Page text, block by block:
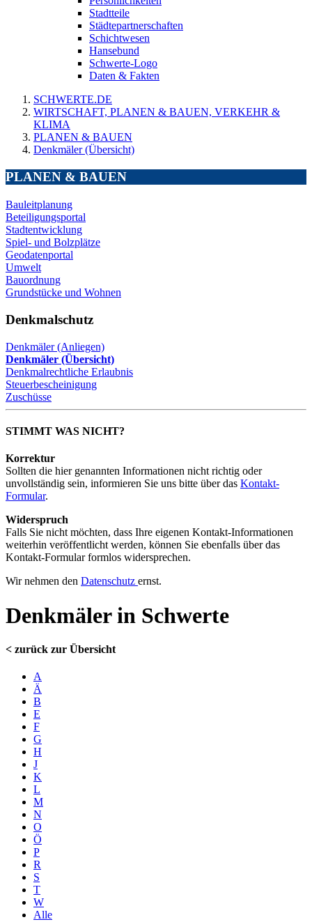
Stadtteile
Städtepartnerschaften
Schichtwesen
Hansebund
Schwerte-Logo
Daten & Fakten
SCHWERTE.DE
WIRTSCHAFT, PLANEN & BAUEN, VERKEHR &
KLIMA
PLANEN & BAUEN
Denkmäler (Übersicht)
PLANEN & BAUEN
Bauleitplanung
Beteiligungsportal
Stadtentwicklung
Spiel- und Bolzplätze
Geodatenportal
Umwelt
Bauordnung
Grundstücke und Wohnen
Denkmalschutz
Denkmäler (Anliegen)
Denkmäler (Übersicht)
Denkmalrechtliche Erlaubnis
Steuerbescheinigung
Zuschüsse
STIMMT WAS NICHT?
Korrektur
Sollten die hier genannten Informationen nicht richtig oder
unvollständig sein, informieren Sie uns bitte über das Kontakt-
Formular.
Widerspruch
Falls Sie nicht möchten, dass Ihre eigenen Kontakt-Informationen
weiterhin veröffentlicht werden, können Sie ebenfalls über das
Kontakt-Formular formlos widersprechen.
Wir nehmen den Datenschutz ernst.
Denkmälerin Schwerte
< zurück zur Übersicht
A
Ä
B
E
F
G
H
J
K
L
M
N
O
Ö
P
R
S
T
W
Alle